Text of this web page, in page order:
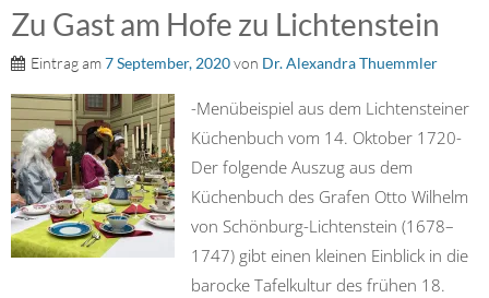
Zu Gast am Hofe zu Lichtenstein
Eintrag am7 September, 2020von Dr. Alexandra Thuemmler
-Menübeispiel aus dem Lichtensteiner
Küchenbuch vom 14. Oktober 1720-
Der folgende Auszug aus dem
Küchenbuch des Grafen Otto Wilhelm
von Schönburg-Lichtenstein (1678–
1747) gibt einen kleinen Einblick in die
barocke Tafelkultur des frühen 18.